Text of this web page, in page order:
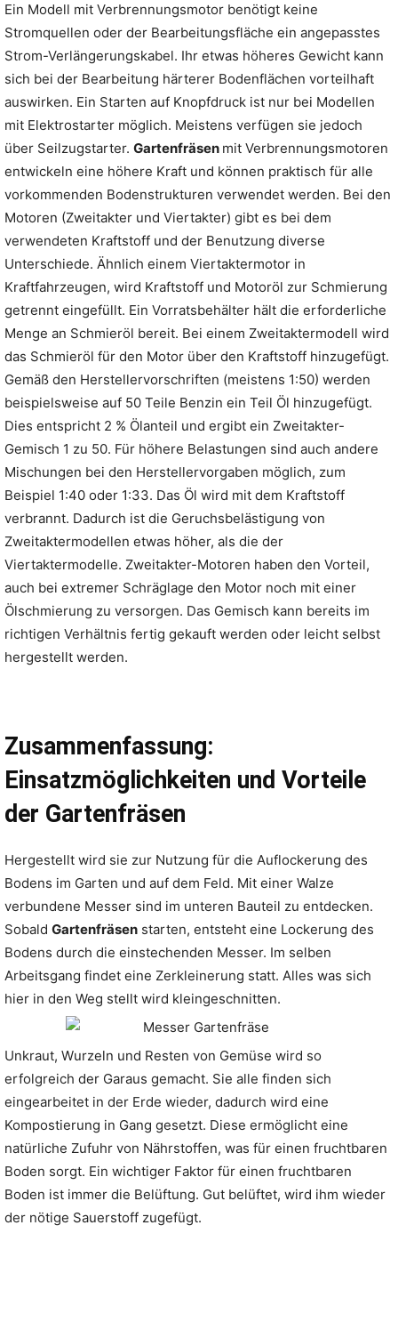
Ein Modell mit Verbrennungsmotor benötigt keine
Stromquellen oder der Bearbeitungsfläche ein angepasstes
Strom-Verlängerungskabel. Ihr etwas höheres Gewicht kann
sich bei der Bearbeitung härterer Bodenflächen vorteilhaft
auswirken. Ein Starten auf Knopfdruck ist nur bei Modellen
mit Elektrostarter möglich. Meistens verfügen sie jedoch
über Seilzugstarter. Gartenfräsen mit Verbrennungsmotoren
entwickeln eine höhere Kraft und können praktisch für alle
vorkommenden Bodenstrukturen verwendet werden. Bei den
Motoren (Zweitakter und Viertakter) gibt es bei dem
verwendeten Kraftstoff und der Benutzung diverse
Unterschiede. Ähnlich einem Viertaktermotor in
Kraftfahrzeugen, wird Kraftstoff und Motoröl zur Schmierung
getrennt eingefüllt. Ein Vorratsbehälter hält die erforderliche
Menge an Schmieröl bereit. Bei einem Zweitaktermodell wird
das Schmieröl für den Motor über den Kraftstoff hinzugefügt.
Gemäß den Herstellervorschriften (meistens 1:50) werden
beispielsweise auf 50 Teile Benzin ein Teil Öl hinzugefügt.
Dies entspricht 2 % Ölanteil und ergibt ein Zweitakter-
Gemisch 1 zu 50. Für höhere Belastungen sind auch andere
Mischungen bei den Herstellervorgaben möglich, zum
Beispiel 1:40 oder 1:33. Das Öl wird mit dem Kraftstoff
verbrannt. Dadurch ist die Geruchsbelästigung von
Zweitaktermodellen etwas höher, als die der
Viertaktermodelle. Zweitakter-Motoren haben den Vorteil,
auch bei extremer Schräglage den Motor noch mit einer
Ölschmierung zu versorgen. Das Gemisch kann bereits im
richtigen Verhältnis fertig gekauft werden oder leicht selbst
hergestellt werden.
Zusammenfassung:
Einsatzmöglichkeiten und Vorteile
der Gartenfräsen
Hergestellt wird sie zur Nutzung für die Auflockerung des
Bodens im Garten und auf dem Feld. Mit einer Walze
verbundene Messer sind im unteren Bauteil zu entdecken.
Sobald Gartenfräsen starten, entsteht eine Lockerung des
Bodens durch die einstechenden Messer. Im selben
Arbeitsgang findet eine Zerkleinerung statt. Alles was sich
hier in den Weg stellt wird kleingeschnitten.
Unkraut, Wurzeln und Resten von Gemüse wird so
erfolgreich der Garaus gemacht. Sie alle finden sich
eingearbeitet in der Erde wieder, dadurch wird eine
Kompostierung in Gang gesetzt. Diese ermöglicht eine
natürliche Zufuhr von Nährstoffen, was für einen fruchtbaren
Boden sorgt. Ein wichtiger Faktor für einen fruchtbaren
Boden ist immer die Belüftung. Gut belüftet, wird ihm wieder
der nötige Sauerstoff zugefügt.